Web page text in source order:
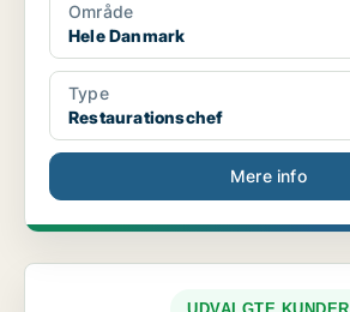
Område
Hele Danmark
Type
Restaurationschef
Mere info